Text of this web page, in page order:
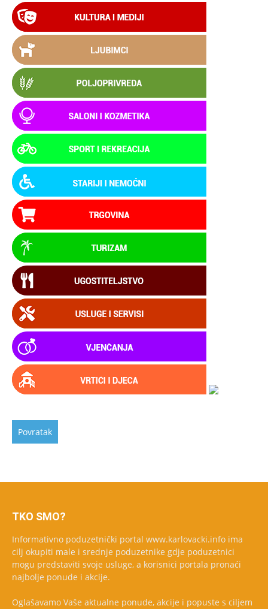
TKO SMO?
Informativno poduzetnički portal www.karlovacki.info ima
cilj okupiti male i srednje poduzetnike gdje poduzetnici
mogu predstaviti svoje usluge, a korisnici portala pronaći
najbolje ponude i akcije.
Oglašavamo Vaše aktualne ponude, akcije i popuste s ciljem